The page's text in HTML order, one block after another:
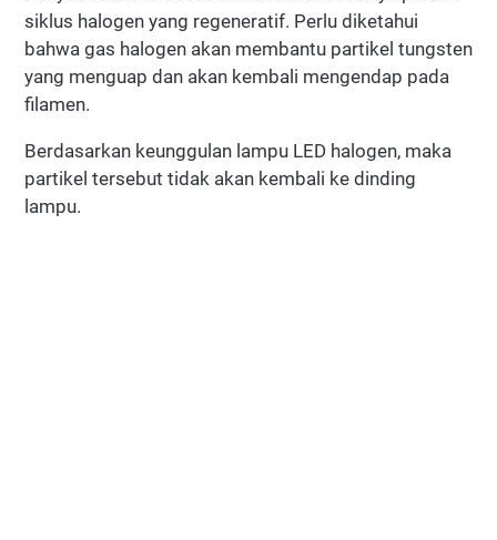
siklus halogen yang regeneratif. Perlu diketahui
bahwa gas halogen akan membantu partikel tungsten
yang menguap dan akan kembali mengendap pada
filamen.
Berdasarkan keunggulan lampu LED halogen, maka
partikel tersebut tidak akan kembali ke dinding
lampu.